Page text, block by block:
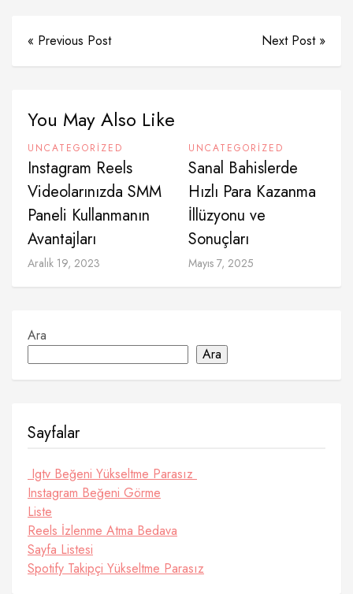
« Previous Post Next Post »
You May Also Like
UNCATEGORIZED
Instagram Reels
Videolarınızda SMM
Paneli Kullanmanın
Avantajları
Aralık 19, 2023
UNCATEGORIZED
Sanal Bahislerde
Hızlı Para Kazanma
İllüzyonu ve
Sonuçları
Mayıs 7, 2025
Ara
Ara
Sayfalar
Igtv Beğeni Yükseltme Parasız
Instagram Beğeni Görme
Liste
Reels İzlenme Atma Bedava
Sayfa Listesi
Spotify Takipçi Yükseltme Parasız